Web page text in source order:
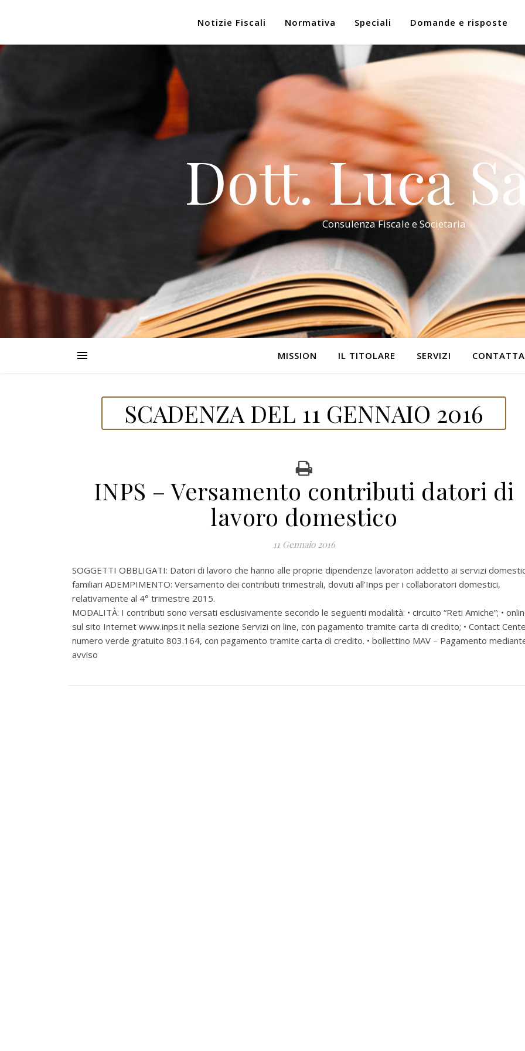
Notizie Fiscali Normativa Speciali Domande e risposte
Dott. Luca
Consulenza Fiscale e Societaria
MISSION IL TITOLARE SERVIZI
SCADENZA DEL 11 GENNAIO 2016
INPS – Versamento contributi datori di
lavoro domestico
11 Gennaio 2016
SOGGETTI OBBLIGATI: Datori di lavoro che hanno alle proprie dipendenze lavoratori addetto ai servizi
familiari ADEMPIMENTO: Versamento dei contributi trimestrali, dovuti all’Inps per i collaboratori domestici,
relativamente al 4° trimestre 2015.
MODALITÀ: I contributi sono versati esclusivamente secondo le seguenti modalità: • circuito “Reti Amiche”; •
sul sito Internet www.inps.it nella sezione Servizi on line, con pagamento tramite carta di credito; • Contact
numero verde gratuito 803.164, con pagamento tramite carta di credito. • bollettino MAV – Pagamento
avviso